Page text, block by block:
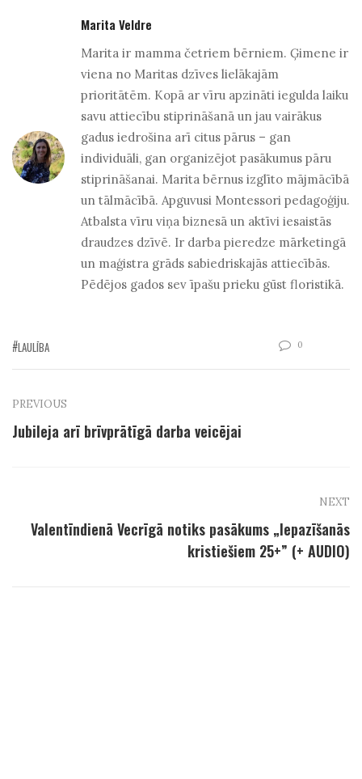
Marita Veldre
Marita ir mamma četriem bērniem. Ģimene ir
viena no Maritas dzīves lielākajām
prioritātēm. Kopā ar vīru apzināti iegulda laiku
savu attiecību stiprināšanā un jau vairākus
gadus iedrošina arī citus pārus – gan
individuāli, gan organizējot pasākumus pāru
stiprināšanai. Marita bērnus izglīto mājmācībā
un tālmācībā. Apguvusi Montessori pedagoģiju.
Atbalsta vīru viņa biznesā un aktīvi iesaistās
draudzes dzīvē. Ir darba pieredze mārketingā
un maģistra grāds sabiedriskajās attiecībās.
Pēdējos gados sev īpašu prieku gūst floristikā.
LAULĪBA 0
PREVIOUS
Jubileja arī brīvprātīgā darba veicējai
NEXT
Valentīndienā Vecrīgā notiks pasākums „Iepazīšanās
kristiešiem 25+” (+ AUDIO)